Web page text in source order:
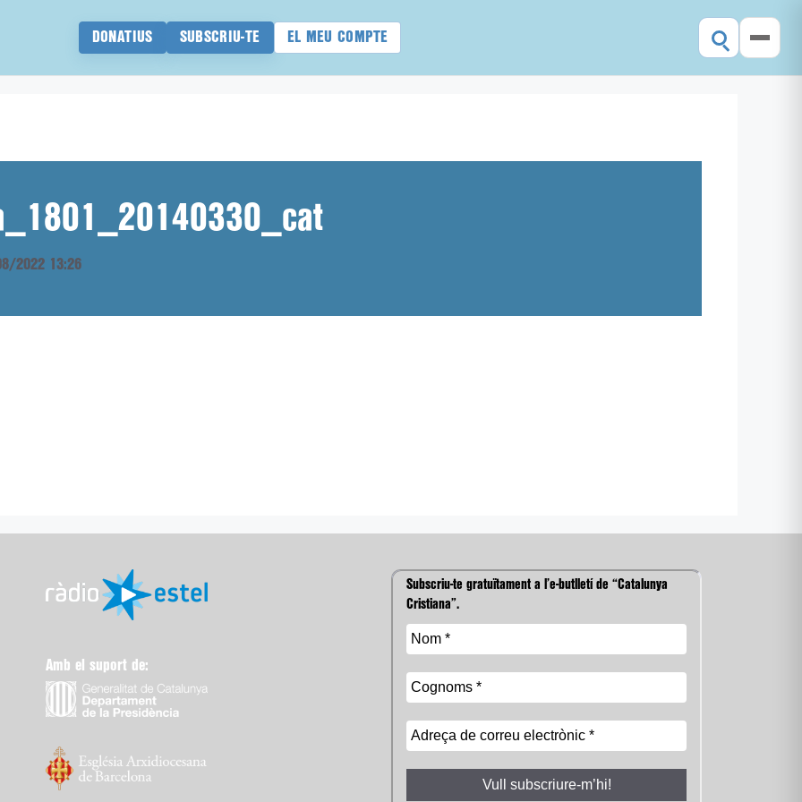
DONATIUS SUBSCRIU-TE EL MEU COMPTE
2022 13:26
Amb el suport de:
Subscriu-te gratuïtament a l’e-butlletí de “Catalunya
Cristiana”.